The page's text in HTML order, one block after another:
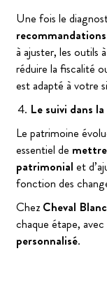
Une fois le
à ajuster, les outils
réduire la fiscalité
est adapté à votre
Le suivi dans
Le patrimoine
essentiel de
patrimonial et
fonction des
Chez Cheval
chaque étape, avec
personnalisé.